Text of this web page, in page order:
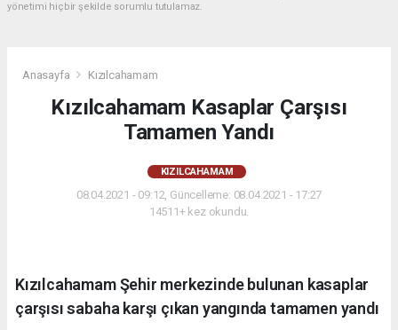
yönetimi hiçbir şekilde sorumlu tutulamaz.
Anasayfa Kızılcahamam
Kızılcahamam Kasaplar Çarşısı
Tamamen Yandı
KIZILCAHAMAM
08.04.2021 - 09:12, Güncelleme: 08.04.2021 - 17:27
14511+ kez okundu.
Kızılcahamam Şehir merkezinde bulunan kasaplar
çarşısı sabaha karşı çıkan yangında tamamen yandı